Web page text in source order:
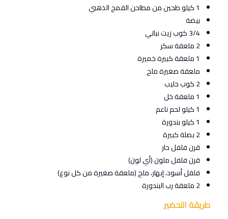
1 كيلو طحين من مطاحن القمح الذهبي
بيضة
3/4 كوب زيت نباتي
2 ملعقة سكر
1 ملعقة كبيرة خميرة
ملعقة صغيرة ملح
2 كوب حليب
1 ملعقة خل
1 كيلو لحم ناعم
1 كيلو بندورة
2 بصلة كبيرة
قرن فلفل حار
قرن فلفل ملون (أي لون)
فلفل أسود، إبهار، ملح (ملعقة صغيرة من كل نوع)
2 ملعقة رب البندورة
طريقة التحضير